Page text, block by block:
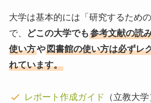
大学は基本的には「研究するため
で、
どこの大学でも参考文献の読
使い方や図書館の使い方は必ずレ
れています。
レポート作成ガイド
（立教大学